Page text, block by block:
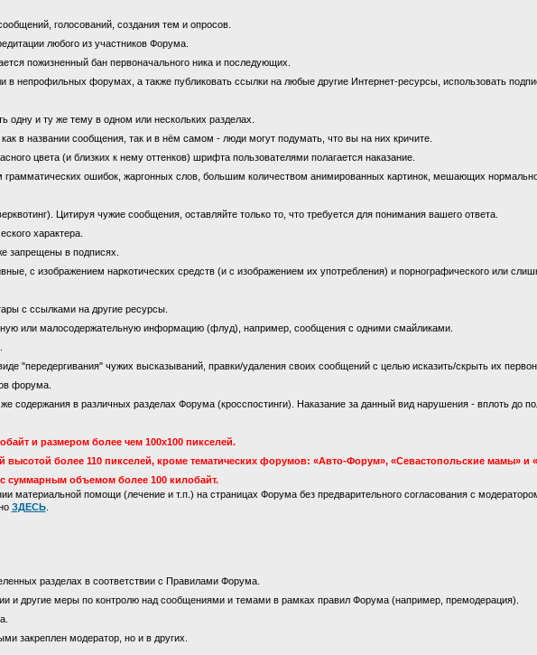
голосований, создания тем и опросов.
любого из участников Форума.
пожизненный бан первоначального ника и последующих.
непрофильных форумах, а также публиковать ссылки на любые другие Интернет-ресурсы, использовать
и ту же тему в одном или нескольких разделах.
в названии сообщения, так и в нём самом - люди могут подумать, что вы на них кричите.
цвета (и близких к нему оттенков) шрифта пользователями полагается наказание.
ошибок, жаргонных слов, большим количеством анимированных картинок, мешающих
Цитируя чужие сообщения, оставляйте только то, что требуется для понимания вашего ответа.
характера.
запрещены в подписях.
с изображением наркотических средств (и с изображением их употребления) и порнографического или
с ссылками на другие ресурсы.
или малосодержательную информацию (флуд), например, сообщения с одними смайликами.
"передергивания" чужих высказываний, правки/удаления своих сообщений с целью исказить/скрыть их
форума.
в различных разделах Форума (кросспостинги). Наказание за данный вид нарушения - вплоть до
и размером более чем 100х100 пикселей.
более 110 пикселей, кроме тематических форумов: «Авто-Форум», «Севастопольские мамы» и
суммарным объемом более 100 килобайт.
материальной помощи (лечение и т.п.) на страницах Форума без предварительного согласования с
ЗДЕСЬ.
разделах в соответствии с Правилами Форума.
и другие меры по контролю над сообщениями и темами в рамках правил Форума (например, премодерация).
закреплен модератор, но и в других.